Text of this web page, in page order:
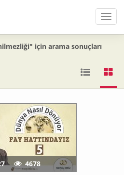
Menü
için arama sonuçları
4678